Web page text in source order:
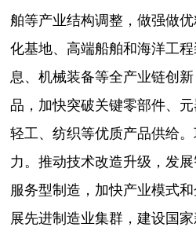
舶等产业结构调整，做强做
化基地、高端船舶和海洋工
息、机械装备等全产业链创
品，加快突破关键零部件、
轻工、纺织等优质产品供给
力。推动技术改造升级，发展
服务型制造，加快产业模式
展先进制造业集群，建设国